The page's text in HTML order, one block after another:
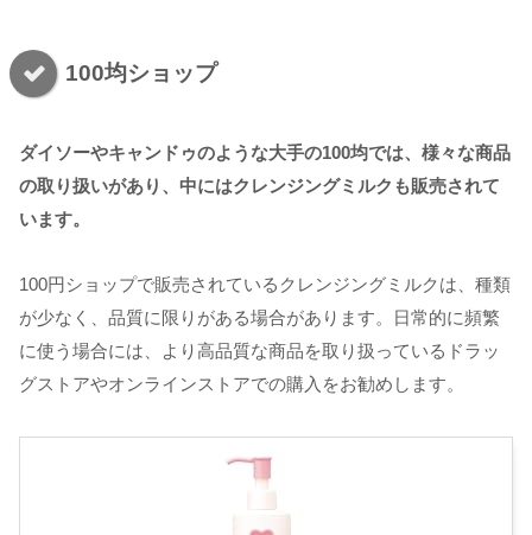
100均ショップ
ダイソーやキャンドゥのような大手の100均では、様々な商品
の取り扱いがあり、中にはクレンジングミルクも販売されて
います。
100円ショップで販売されているクレンジングミルクは、種類
が少なく、品質に限りがある場合があります。日常的に頻繁
に使う場合には、より高品質な商品を取り扱っているドラッ
グストアやオンラインストアでの購入をお勧めします。